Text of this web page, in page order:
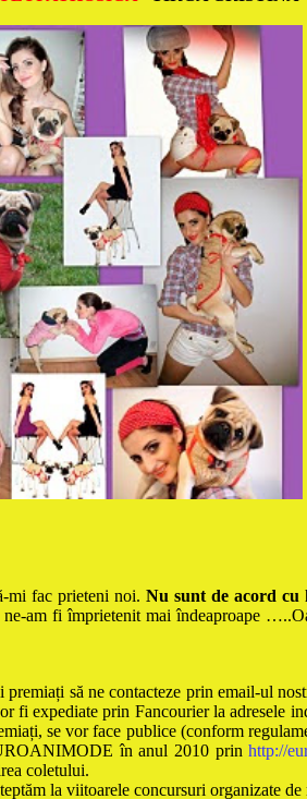
mi fac prieteni noi. Nu sunt de acord
am fi împrietenit mai îndeaproape
să ne contacteze prin email-ul
fi expediate prin Fancourier la adresele
se vor face publice (conform
în anul 2010 prinhttp://
coletului.
la viitoarele concursuri organizate